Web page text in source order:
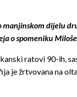
manjinskom dijelu
o spomeniku
ratovi 90-ih,
je žrtvovana na